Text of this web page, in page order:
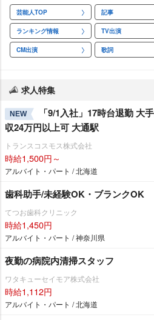
芸能人TOP 記事
ランキング情報 TV出演
CM出演 歌詞
求人特集
NEW
「9/1入社」17時台退勤 大
収24万円以上可 大通駅
トランスコスモス株式会社
時給1,500円～
アルバイト・パート / 北海道
歯科助手/未経験OK・ブランクOK
てつお歯科クリニック
時給1,450円
アルバイト・パート / 神奈川県
夜勤の病院内清掃スタッフ
ワタキューセイモア株式会社
時給1,112円
アルバイト・パート / 北海道